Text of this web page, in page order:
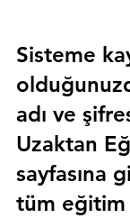
Sisteme
adı ve
Uzaktan
sayfasına
tüm